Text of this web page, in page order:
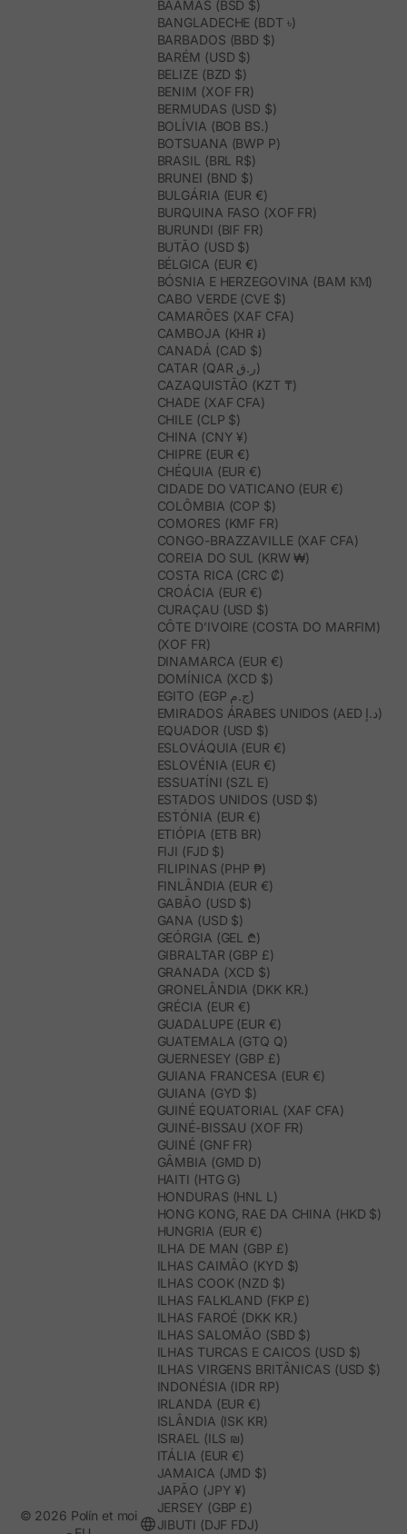
BAAMAS (BSD $)
BANGLADECHE (BDT ৳)
BARBADOS (BBD $)
BARÉM (USD $)
BELIZE (BZD $)
BENIM (XOF FR)
BERMUDAS (USD $)
BOLÍVIA (BOB BS.)
BOTSUANA (BWP P)
BRASIL (BRL R$)
BRUNEI (BND $)
BULGÁRIA (EUR €)
BURQUINA FASO (XOF FR)
BURUNDI (BIF FR)
BUTÃO (USD $)
BÉLGICA (EUR €)
BÓSNIA E HERZEGOVINA (BAM КМ)
CABO VERDE (CVE $)
CAMARÕES (XAF CFA)
CAMBOJA (KHR ៛)
CANADÁ (CAD $)
CATAR (QAR ر.ق)
CAZAQUISTÃO (KZT ₸)
CHADE (XAF CFA)
CHILE (CLP $)
CHINA (CNY ¥)
CHIPRE (EUR €)
CHÉQUIA (EUR €)
CIDADE DO VATICANO (EUR €)
COLÔMBIA (COP $)
COMORES (KMF FR)
CONGO-BRAZZAVILLE (XAF CFA)
COREIA DO SUL (KRW ₩)
COSTA RICA (CRC ₡)
CROÁCIA (EUR €)
CURAÇAU (USD $)
CÔTE D’IVOIRE (COSTA DO MARFIM)
(XOF FR)
DINAMARCA (EUR €)
DOMÍNICA (XCD $)
EGITO (EGP ج.م)
EMIRADOS ÁRABES UNIDOS (AED د.إ)
EQUADOR (USD $)
ESLOVÁQUIA (EUR €)
ESLOVÉNIA (EUR €)
ESSUATÍNI (SZL E)
ESTADOS UNIDOS (USD $)
ESTÓNIA (EUR €)
ETIÓPIA (ETB BR)
FIJI (FJD $)
FILIPINAS (PHP ₱)
FINLÂNDIA (EUR €)
GABÃO (USD $)
GANA (USD $)
GEÓRGIA (GEL ₾)
GIBRALTAR (GBP £)
GRANADA (XCD $)
GRONELÂNDIA (DKK KR.)
GRÉCIA (EUR €)
GUADALUPE (EUR €)
GUATEMALA (GTQ Q)
GUERNESEY (GBP £)
GUIANA FRANCESA (EUR €)
GUIANA (GYD $)
GUINÉ EQUATORIAL (XAF CFA)
GUINÉ-BISSAU (XOF FR)
GUINÉ (GNF FR)
GÂMBIA (GMD D)
HAITI (HTG G)
HONDURAS (HNL L)
HONG KONG, RAE DA CHINA (HKD $)
HUNGRIA (EUR €)
ILHA DE MAN (GBP £)
ILHAS CAIMÃO (KYD $)
ILHAS COOK (NZD $)
ILHAS FALKLAND (FKP £)
ILHAS FAROÉ (DKK KR.)
ILHAS SALOMÃO (SBD $)
ILHAS TURCAS E CAICOS (USD $)
ILHAS VIRGENS BRITÂNICAS (USD $)
INDONÉSIA (IDR RP)
IRLANDA (EUR €)
ISLÂNDIA (ISK KR)
ISRAEL (ILS ₪)
ITÁLIA (EUR €)
JAMAICA (JMD $)
JAPÃO (JPY ¥)
JERSEY (GBP £)
JIBUTI (DJF FDJ)
© 2026 Polín et moi